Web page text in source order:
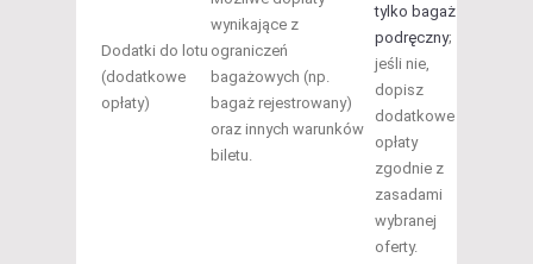
Dodatki do lotu
(dodatkowe
opłaty)
wynikające z
ograniczeń
bagażowych (np.
bagaż rejestrowany)
oraz innych warunków
biletu.
tylko bagaż
podręczny;
jeśli nie,
dopisz
dodatkowe
opłaty
zgodnie z
zasadami
wybranej
oferty.